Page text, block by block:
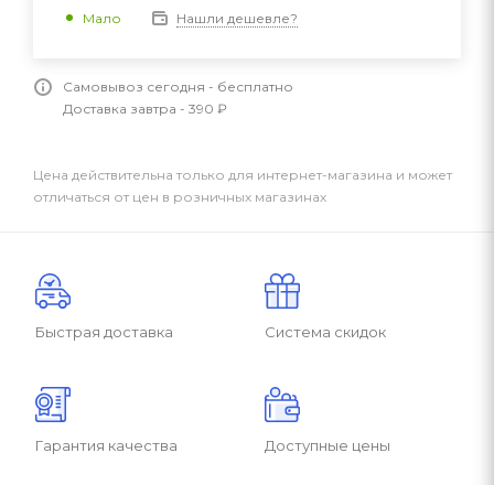
Мало Нашли дешевле?
Самовывоз сегодня - бесплатно
Доставка завтра - 390 ₽
Цена действительна только для интернет-магазина и может
отличаться от цен в розничных магазинах
Быстрая доставка Система скидок
Гарантия качества Доступные цены